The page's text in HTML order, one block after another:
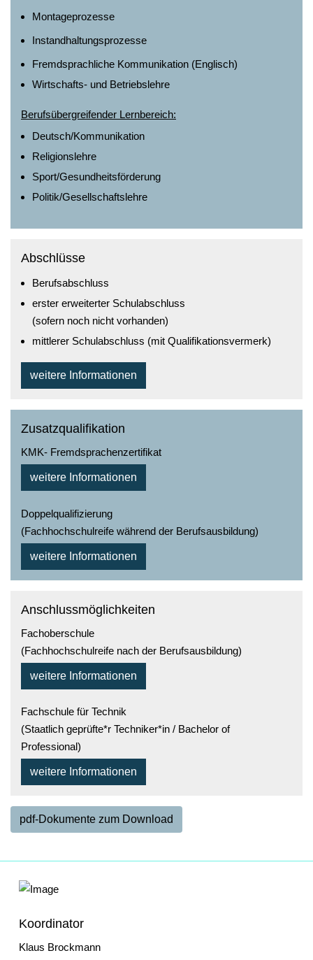
Montageprozesse
Instandhaltungsprozesse
Fremdsprachliche Kommunikation (Englisch)
Wirtschafts- und Betriebslehre
Berufsübergreifender Lernbereich:
Deutsch/Kommunikation
Religionslehre
Sport/Gesundheitsförderung
Politik/Gesellschaftslehre
Abschlüsse
Berufsabschluss
erster erweiterter Schulabschluss
(sofern noch nicht vorhanden)
mittlerer Schulabschluss (mit Qualifikationsvermerk)
weitere Informationen
Zusatzqualifikation
KMK- Fremdsprachenzertifikat
weitere Informationen
Doppelqualifizierung
(Fachhochschulreife während der Berufsausbildung)
weitere Informationen
Anschlussmöglichkeiten
Fachoberschule
(Fachhochschulreife nach der Berufsausbildung)
weitere Informationen
Fachschule für Technik
(Staatlich geprüfte*r Techniker*in / Bachelor of
Professional)
weitere Informationen
pdf-Dokumente zum Download
Koordinator
Klaus Brockmann